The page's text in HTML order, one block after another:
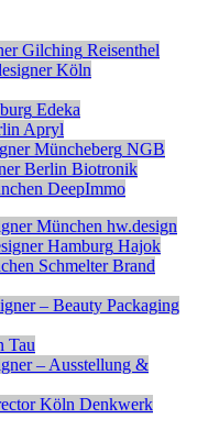
Gilching Reisenthel
Köln
Edeka
Apryl
Müncheberg NGB
Berlin Biotronik
DeepImmo
München hw.design
Hamburg Hajok
Schmelter Brand
– Beauty Packaging
Tau
– Ausstellung &
Köln Denkwerk